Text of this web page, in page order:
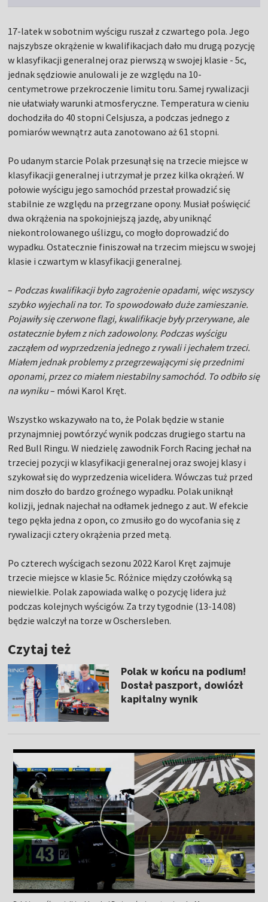
17-latek w sobotnim wyścigu ruszał z czwartego pola. Jego
najszybsze okrążenie w kwalifikacjach dało mu drugą pozycję
w klasyfikacji generalnej oraz pierwszą w swojej klasie - 5c,
jednak sędziowie anulowali je ze względu na 10-
centymetrowe przekroczenie limitu toru. Samej rywalizacji
nie ułatwiały warunki atmosferyczne. Temperatura w cieniu
dochodziła do 40 stopni Celsjusza, a podczas jednego z
pomiarów wewnątrz auta zanotowano aż 61 stopni.
Po udanym starcie Polak przesunął się na trzecie miejsce w
klasyfikacji generalnej i utrzymał je przez kilka okrążeń. W
połowie wyścigu jego samochód przestał prowadzić się
stabilnie ze względu na przegrzane opony. Musiał poświęcić
dwa okrążenia na spokojniejszą jazdę, aby uniknąć
niekontrolowanego uślizgu, co mogło doprowadzić do
wypadku. Ostatecznie finiszował na trzecim miejscu w swojej
klasie i czwartym w klasyfikacji generalnej.
– Podczas kwalifikacji było zagrożenie opadami, więc wszyscy
szybko wyjechali na tor. To spowodowało duże zamieszanie.
Pojawiły się czerwone flagi, kwalifikacje były przerywane, ale
ostatecznie byłem z nich zadowolony. Podczas wyścigu
zacząłem od wyprzedzenia jednego z rywali i jechałem trzeci.
Miałem jednak problemy z przegrzewającymi się przednimi
oponami, przez co miałem niestabilny samochód. To odbiło się
na wyniku– mówi Karol Kręt.
Wszystko wskazywało na to, że Polak będzie w stanie
przynajmniej powtórzyć wynik podczas drugiego startu na
Red Bull Ringu. W niedzielę zawodnik Forch Racing jechał na
trzeciej pozycji w klasyfikacji generalnej oraz swojej klasy i
szykował się do wyprzedzenia wicelidera. Wówczas tuż przed
nim doszło do bardzo groźnego wypadku. Polak uniknął
kolizji, jednak najechał na odłamek jednego z aut. W efekcie
tego pękła jedna z opon, co zmusiło go do wycofania się z
rywalizacji cztery okrążenia przed metą.
Po czterech wyścigach sezonu 2022 Karol Kręt zajmuje
trzecie miejsce w klasie 5c. Różnice między czołówką są
niewielkie. Polak zapowiada walkę o pozycję lidera już
podczas kolejnych wyścigów. Za trzy tygodnie (13-14.08)
będzie walczył na torze w Oschersleben.
Czytaj też
Polak w końcu na podium!
Dostał paszport, dowiózł
kapitalny wynik